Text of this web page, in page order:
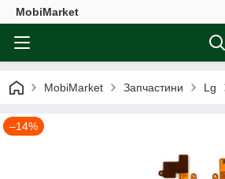
MobiMarket
MobiMarket Запчастини Lg
–14%